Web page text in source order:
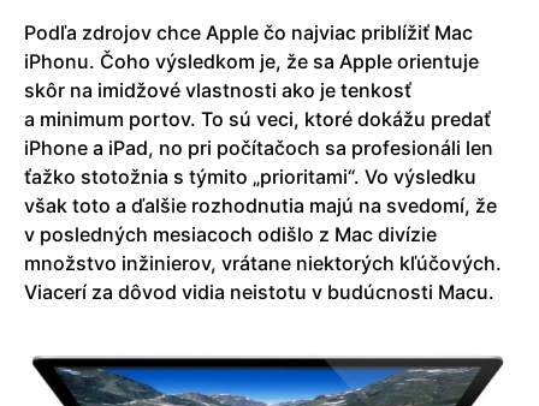
Podľa zdrojov chce Apple čo najviac priblížiť Mac
iPhonu. Čoho výsledkom je, že sa Apple orientuje
skôr na imidžové vlastnosti ako je tenkosť
a minimum portov. To sú veci, ktoré dokážu predať
iPhone a iPad, no pri počítačoch sa profesionáli len
ťažko stotožnia s týmito „prioritami“. Vo výsledku
však toto a ďalšie rozhodnutia majú na svedomí, že
v posledných mesiacoch odišlo z Mac divízie
množstvo inžinierov, vrátane niektorých kľúčových.
Viacerí za dôvod vidia neistotu v budúcnosti Macu.